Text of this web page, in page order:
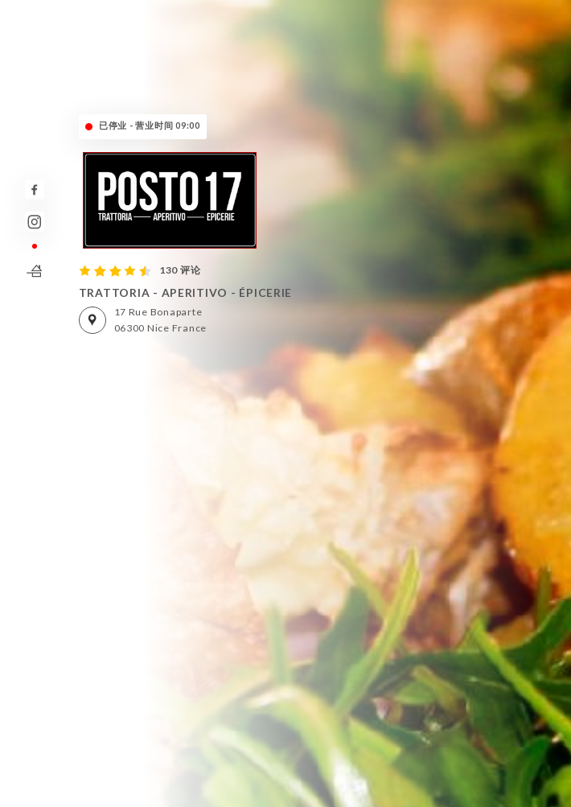
已停业 - 营业时间 09:00
130 评论
TRATTORIA - APERITIVO - ÉPICERIE
17 Rue Bonaparte
06300 Nice France